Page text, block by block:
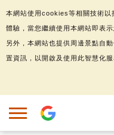
本網站使用cookies等相關技術以
體驗，當您繼續使用本網站即表
另外，本網站也提供周邊景點自
置資訊，以開啟及使用此智慧化服